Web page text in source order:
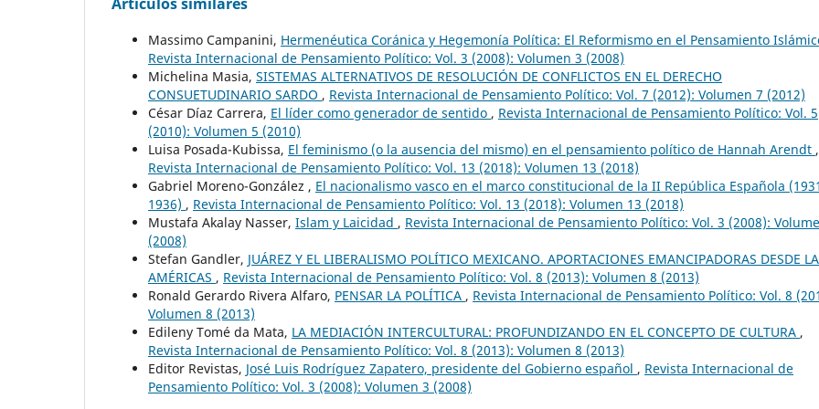
Massimo Campanini, Hermenéutica Coránica y Hegemonía Política: El Reformismo en el Pensamiento
Revista Internacional de Pensamiento Político: Vol. 3 (2008): Volumen 3 (2008)
Michelina Masia, SISTEMAS ALTERNATIVOS DE RESOLUCIÓN DE CONFLICTOS EN EL DERECHO
CONSUETUDINARIO SARDO , Revista Internacional de Pensamiento Político: Vol. 7 (2012): Volumen 7 (2012)
César Díaz Carrera, El líder como generador de sentido , Revista Internacional de Pensamiento Político: Vol. 5
(2010): Volumen 5 (2010)
Luisa Posada-Kubissa, El feminismo (o la ausencia del mismo) en el pensamiento político de Hannah Arendt ,
Revista Internacional de Pensamiento Político: Vol. 13 (2018): Volumen 13 (2018)
Gabriel Moreno-González , El nacionalismo vasco en el marco constitucional de la II República Española
1936) , Revista Internacional de Pensamiento Político: Vol. 13 (2018): Volumen 13 (2018)
Mustafa Akalay Nasser, Islam y Laicidad , Revista Internacional de Pensamiento Político: Vol. 3 (2008):
(2008)
Stefan Gandler, JUÁREZ Y EL LIBERALISMO POLÍTICO MEXICANO. APORTACIONES EMANCIPADORAS DESDE
AMÉRICAS , Revista Internacional de Pensamiento Político: Vol. 8 (2013): Volumen 8 (2013)
Ronald Gerardo Rivera Alfaro, PENSAR LA POLÍTICA , Revista Internacional de Pensamiento Político: Vol. 8
Volumen 8 (2013)
Edileny Tomé da Mata, LA MEDIACIÓN INTERCULTURAL: PROFUNDIZANDO EN EL CONCEPTO DE CULTURA ,
Revista Internacional de Pensamiento Político: Vol. 8 (2013): Volumen 8 (2013)
Editor Revistas, José Luis Rodríguez Zapatero, presidente del Gobierno español , Revista Internacional de
Pensamiento Político: Vol. 3 (2008): Volumen 3 (2008)